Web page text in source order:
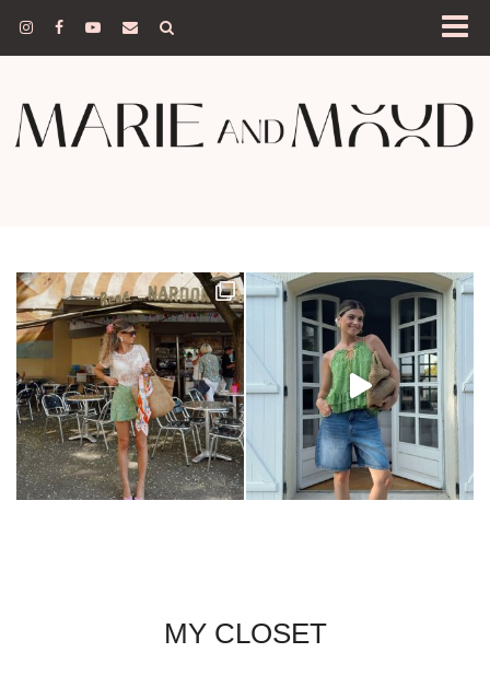
MY CLOSET